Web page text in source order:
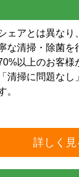
ェアとは異な
な清掃・除菌
以上のお客
清掃に問題なし
。
詳しく見